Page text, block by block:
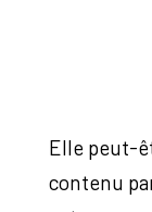
Elle peut-
contenu